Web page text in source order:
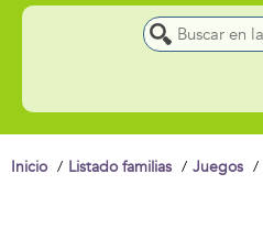
Inicio Listado familias Juegos